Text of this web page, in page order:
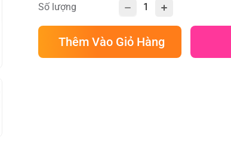
Số lượng
Thêm Vào Giỏ Hàng